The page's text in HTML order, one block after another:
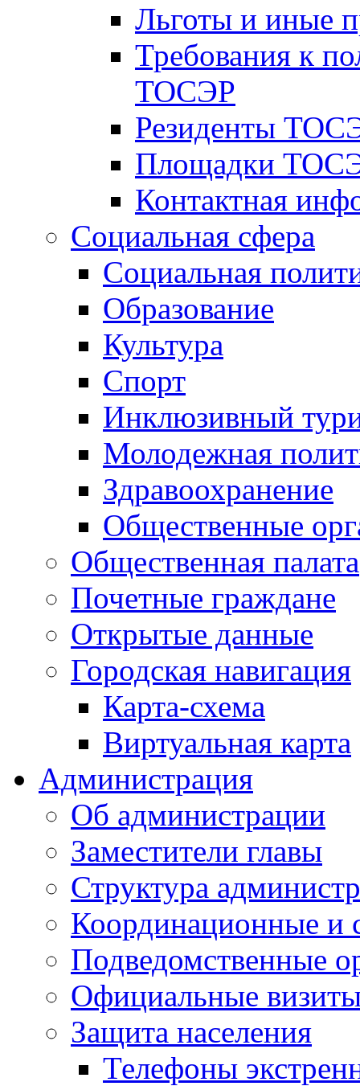
Льготы и иные
Требования к
ТОСЭР
Резиденты
Площадки
Контактная
Социальная сфера
Социальная
Образование
Культура
Спорт
Инклюзивный
Молодежная
Здравоохранение
Общественные
Общественная палата
Почетные граждане
Открытые данные
Городская навигация
Карта-схема
Виртуальная карта
Администрация
Об администрации
Заместители главы
Структура
Координационные и
Подведомственные
Официальные
Защита населения
Телефоны